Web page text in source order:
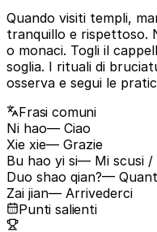
Quando visiti templi,
tranquillo e rispettoso.
o monaci. Togli il
soglia. I rituali di
osserva e segui le
Frasi comuni
Ni hao— Ciao
Xie xie— Grazie
Bu hao yi si— Mi scusi /
Duo shao qian?—
Zai jian— Arrivederci
Punti salienti